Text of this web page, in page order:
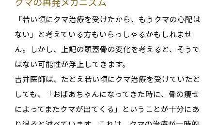
「若い頃にクマ治療を受けたから、もうクマの心配は
ない」と考えている方もいらっしゃるかもしれませ
ん。しかし、上記の頭蓋骨の変化を考えると、そうで
はない可能性が浮上してきます。
吉井医師は、たとえ若い頃にクマ治療を受けていたと
しても、「おばあちゃんになってきた時に、骨の痩せ
によってまたクマが出てくる」ということが十分にあ